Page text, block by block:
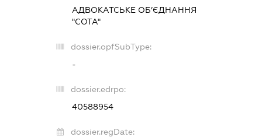
АДВОКАТСЬКЕ ОБ’ЄДНАННЯ
"СОТА"
dossier.opfSubType:
-
dossier.edrpo:
40588954
dossier.regDate: